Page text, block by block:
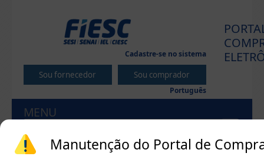
Cadastre-se no sistema
Português
MENU
Manutenção do Portal de